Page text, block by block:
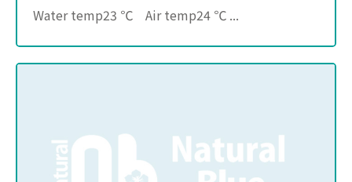
Water temp23 ℃ Air temp24 ℃ ...